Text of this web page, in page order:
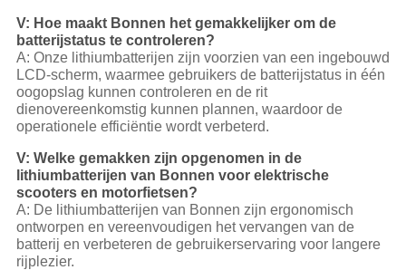
V: Hoe maakt Bonnen het gemakkelijker om de
batterijstatus te controleren?
A: Onze lithiumbatterijen zijn voorzien van een ingebouwd
LCD-scherm, waarmee gebruikers de batterijstatus in één
oogopslag kunnen controleren en de rit
dienovereenkomstig kunnen plannen, waardoor de
operationele efficiëntie wordt verbeterd.
V: Welke gemakken zijn opgenomen in de
lithiumbatterijen van Bonnen voor elektrische
scooters en motorfietsen?
A: De lithiumbatterijen van Bonnen zijn ergonomisch
ontworpen en vereenvoudigen het vervangen van de
batterij en verbeteren de gebruikerservaring voor langere
rijplezier.